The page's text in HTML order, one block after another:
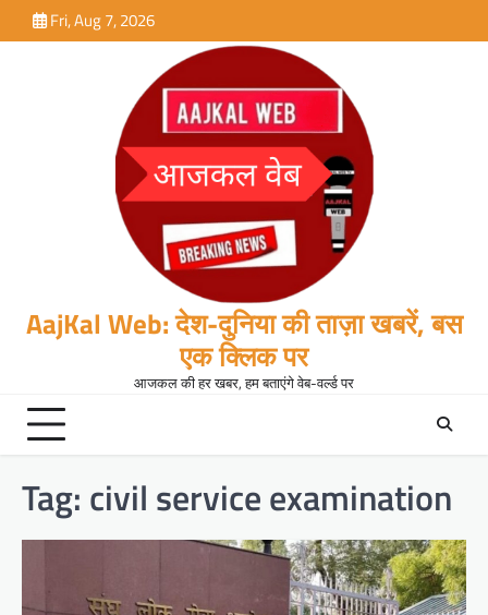
to
Fri, Aug 7, 2026
AajKal Web: देश-दुनिया की ताज़ा खबरें, बस
एक क्लिक पर
आजकल की हर खबर, हम बताएंगे वेब-वर्ल्ड पर
Tag: civil service examination